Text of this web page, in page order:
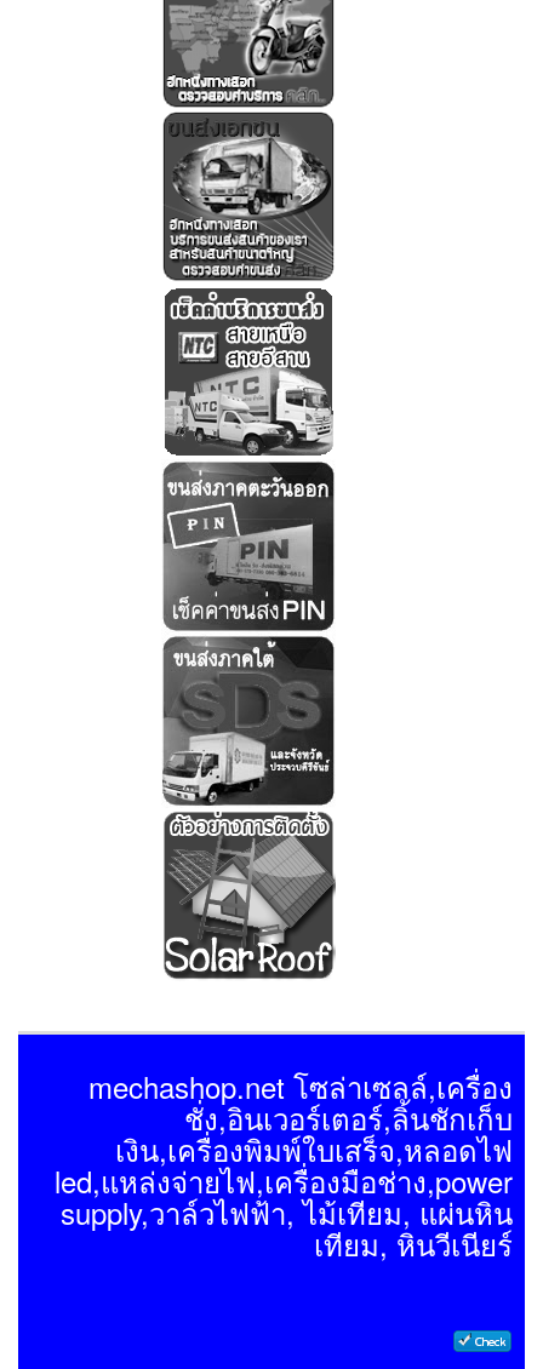
mechashop.net โซล่าเซลล์,เครื่อง
ชั่ง,อินเวอร์เตอร์,ลิ้นชักเก็บ
เงิน,เครื่องพิมพ์ใบเสร็จ,หลอดไฟ
led,แหล่งจ่ายไฟ,เครื่องมือช่าง,power
supply,วาล์วไฟฟ้า, ไม้เทียม, แผ่นหิน
เทียม, หินวีเนียร์